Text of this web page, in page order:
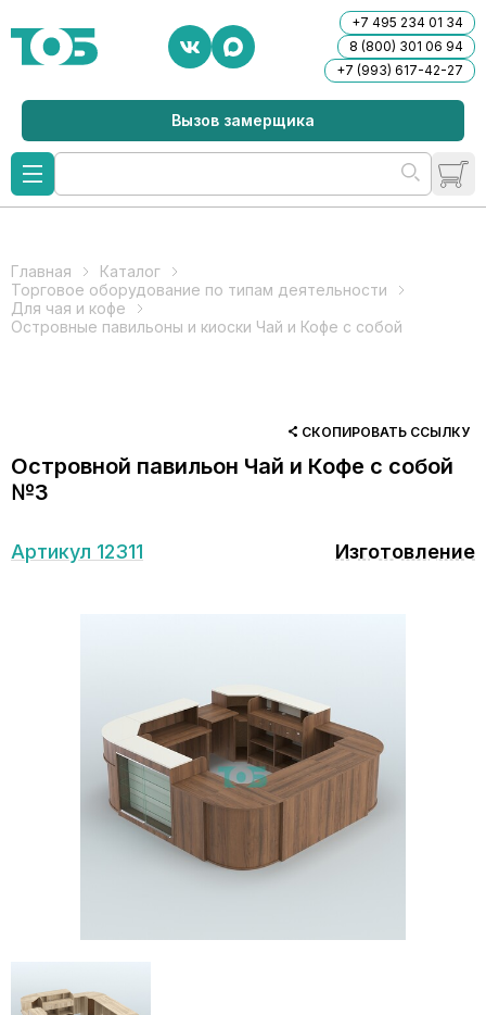
+7 495 234 01 34
8 (800) 301 06 94
+7 (993) 617-42-27
Вызов замерщика
Главная
Каталог
Торговое оборудование по типам деятельности
Для чая и кофе
Островные павильоны и киоски Чай и Кофе с собой
СКОПИРОВАТЬ ССЫЛКУ
Островной павильон Чай и Кофе с собой
№3
Артикул 12311 Изготовление